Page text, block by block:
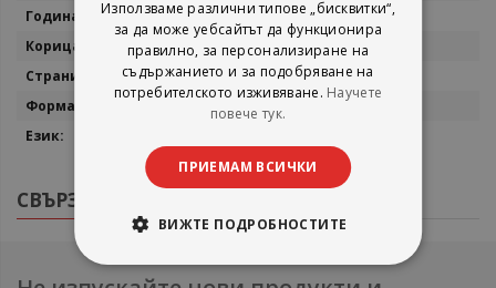
1999
Меки корици
330
СВЪРЗАНИ ПРОДУКТИ
Използваме различни типове „бисквитки“,
за да може уебсайтът да функционира
правилно, за персонализиране на
съдържанието и за подобряване на
потребителското изживяване. Научете
повече тук.
ПРИЕМАМ ВСИЧКИ
ВИЖТЕ ПОДРОБНОСТИТЕ